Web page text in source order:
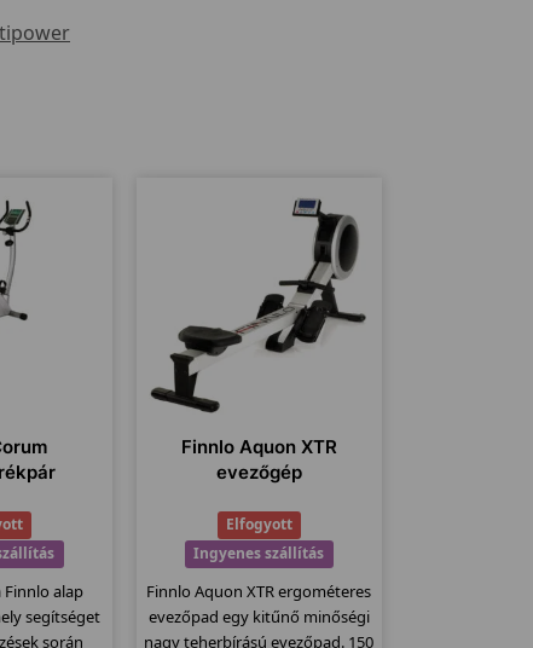
Finnlo alap
segítséget
során
Finnlo Aquon XTR
evezőgép
Elfogyott
Ingyenes szállítás
Finnlo Aquon XTR ergométeres
evezőpad egy kitűnő minőségi
nagy teherbírású evezőpad. 150